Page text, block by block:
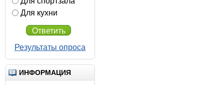
Для кухни
Ответить
Результаты опроса
ИНФОРМАЦИЯ